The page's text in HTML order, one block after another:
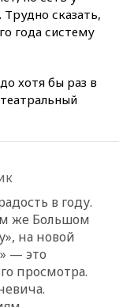
Трудно сказать,
года систему
хотя бы раз в
в году.
же Большом
на новой
— это
просмотра.